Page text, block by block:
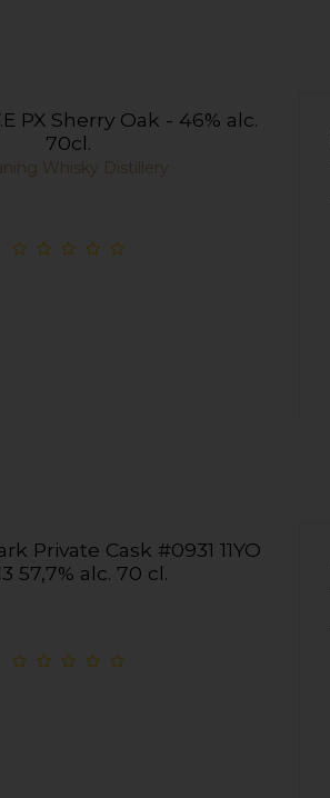
PX Sherry Oak - 46% alc.
70cl.
Whisky Distillery
Private Cask #0931 11YO
57,7% alc. 70 cl.